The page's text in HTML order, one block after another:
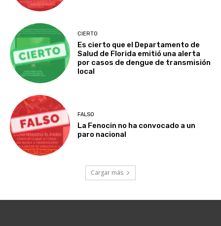
CIERTO
Es cierto que el Departamento de
Salud de Florida emitió una alerta
por casos de dengue de transmisión
local
FALSO
La Fenocin no ha convocado a un
paro nacional
Cargar más